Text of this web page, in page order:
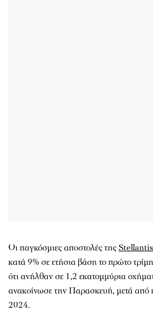
Οι παγκόσμιες αποστολές τηςStellantis
κατά 9% σε ετήσια βάση το πρώτο
ότι ανήλθαν σε 1,2 εκατομμύρια
ανακοίνωσε την Παρασκευή, μετά από
2024.